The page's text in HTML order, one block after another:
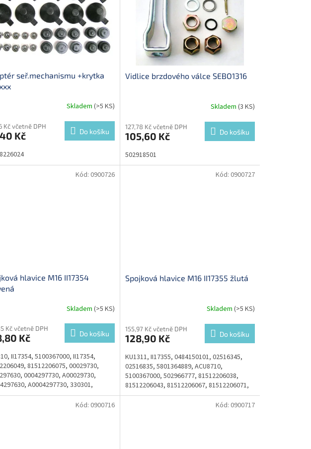
seř.mechanismu +krytka
Skladem (>5 KS)
Kč včetně DPH
Kč Do košíku
Vidlice brzdového válce SEBO1316
Skladem (3 KS)
127,78 Kč včetně DPH
105,60 Kč Do košíku
502918501
hlavice M16 II17354
Skladem (>5 KS)
Kč včetně DPH
Kč Do košíku
II17354, 5100367000, II17354,
81512206075, 00029730,
0004297730, A00029730,
A0004297730, 330301,
5000608011
Kód: 0900726
Spojková hlavice M16 II17355 žlutá
Skladem (>5 KS)
155,97 Kč včetně DPH
128,90 Kč Do košíku
KU1311, II17355, 0484150101, 02516345,
02516835, 5801364889, ACU8710,
5100367000, 502966777, 81512206038,
81512206043, 81512206067, 81512206071,
81512209038, 00029530, 00029730,...
Kód: 0900727
Kód: 0900716 Kód: 0900717